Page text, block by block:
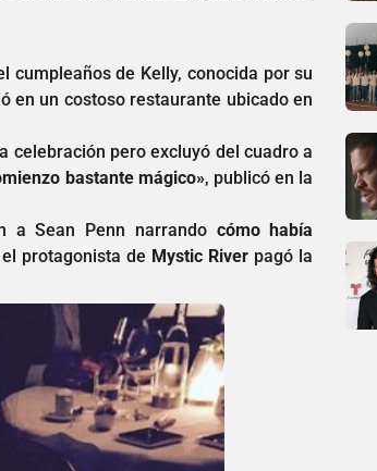
cumpleaños de Kelly, conocida por su
en un costoso restaurante ubicado en
celebración pero excluyó del cuadro a
bastante mágico», publicó en la
a Sean Penn narrandocómo había
protagonista de Mystic River pagó la